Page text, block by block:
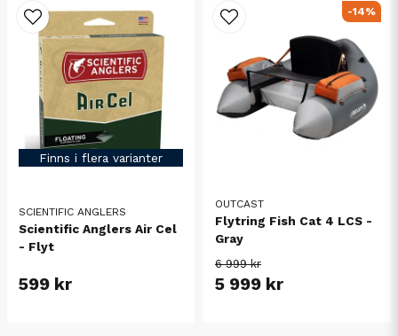
Finns i flera varianter
SCIENTIFIC ANGLERS
Scientific Anglers Air Cel
- Flyt
599 kr
OUTCAST
Flytring Fish Cat 4 LCS -
Gray
6 999 kr
5 999 kr
-14%